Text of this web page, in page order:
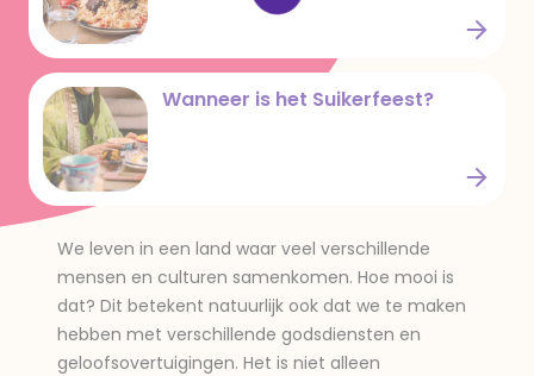
Wat is het Suikerfeest?
Wanneer is het Suikerfeest?
Wanneer is het Suikerfeest?
We leven in een land waar veel verschillende
mensen en culturen samenkomen. Hoe mooi is
dat? Dit betekent natuurlijk ook dat we te maken
hebben met verschillende godsdiensten en
geloofsovertuigingen. Het is niet alleen